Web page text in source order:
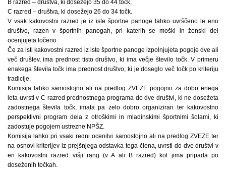
B razred – društva, ki dosežejo 35 do 44 točk,
C razred – društva, ki dosežejo 26 do 34 točk.
V vsak kakovostni razred je iz iste športne panoge lahko uvrščeno le eno
društvo, razen v športnih panogah, pri katerih se moški in ženski del
ocenjujeta ločeno.
Če za isti kakovostni razred iz iste športne panoge izpolnjujeta pogoje dve ali
več društev, ima prednost tisto društvo, ki ima večje število točk. V primeru
enakega števila točk ima prednost društvo, ki je doseglo več točk po kriteriju
tradicije.
Komisija lahko samostojno ali na predlog ZVEZE pogojno za dobo enega
leta uvrsti v C razred prednostnega programa do dve društvi, ki ne dosežeta
zadostnega števila točk, imata pa zelo dobro organiziran ter kakovostno
perspektivni program dela z otroškimi in mladinskimi športnimi šolami, ki
zadostuje pogojem ustrezne NPŠZ.
Komisija lahko pri vsaki redni ocenitvi samostojno ali na predlog ZVEZE ter
na osnovi kriterijev iz prejšnjega odstavka tega člena, uvrsti do dve društvi v
en kakovostni razred višji rang (v A ali B razred) kot jima pripada po
doseženih točkah.